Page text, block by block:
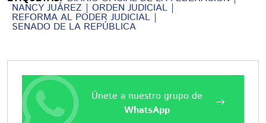
NANCY JUÁREZ ORDEN JUDICIAL
REFORMA AL PODER JUDICIAL
SENADO DE LA REPÚBLICA
Únete a nuestro grupo de
WhatsApp